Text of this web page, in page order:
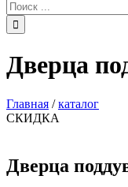
Поиск:
Дверца
Главная /каталог
СКИДКА
Дверца